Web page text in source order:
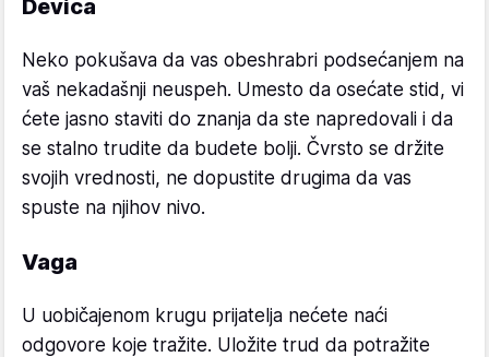
Devica
Neko pokušava da vas obeshrabri podsećanjem na
vaš nekadašnji neuspeh. Umesto da osećate stid, vi
ćete jasno staviti do znanja da ste napredovali i da
se stalno trudite da budete bolji. Čvrsto se držite
svojih vrednosti, ne dopustite drugima da vas
spuste na njihov nivo.
Vaga
U uobičajenom krugu prijatelja nećete naći
odgovore koje tražite. Uložite trud da potražite